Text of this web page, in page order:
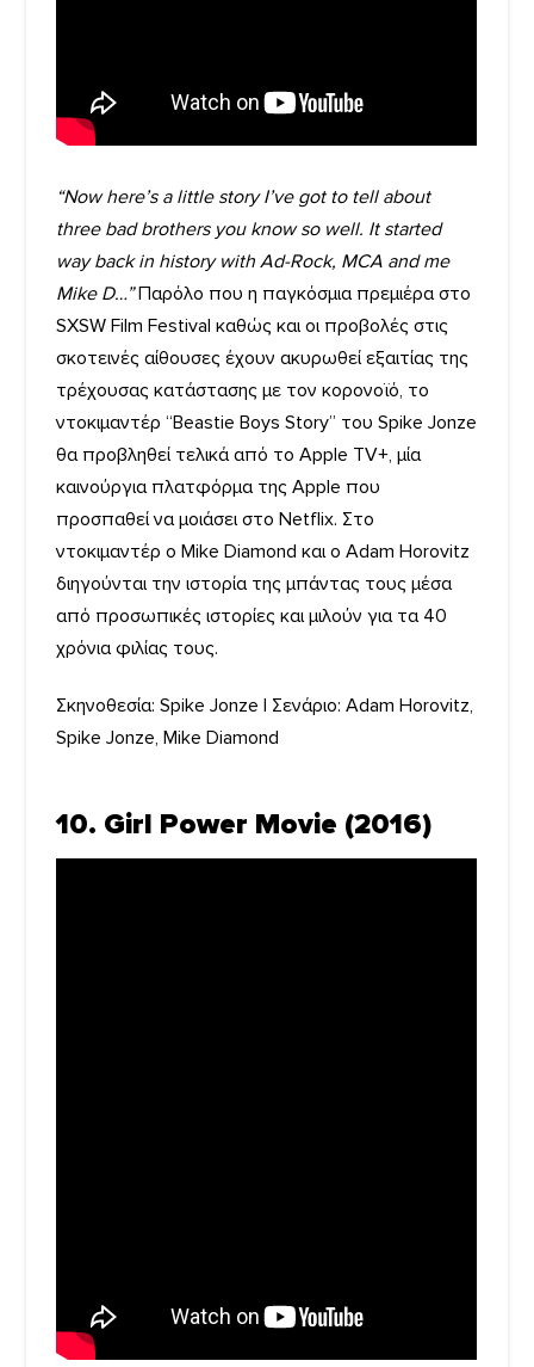
“Now here’s a little story I’ve got to tell about
three bad brothers you know so well. It started
way back in history with Ad-Rock, MCA and me
Mike D…”Παρόλο που η παγκόσμια πρεμιέρα στο
SXSW Film Festival καθώς και οι προβολές στις
σκοτεινές αίθουσες έχουν ακυρωθεί εξαιτίας της
τρέχουσας κατάστασης με τον κορονoϊό, το
ντοκιμαντέρ “Beastie Boys Story” του Spike Jonze
θα προβληθεί τελικά από το Apple TV+, μία
καινούργια πλατφόρμα της Apple που
προσπαθεί να μοιάσει στο Netflix. Στο
ντοκιμαντέρ ο Mike Diamond και ο Adam Horovitz
διηγούνται την ιστορία της μπάντας τους μέσα
από προσωπικές ιστορίες και μιλούν για τα 40
χρόνια φιλίας τους.
Σκηνοθεσία: Spike Jonze | Σενάριο: Adam Horovitz,
Spike Jonze, Mike Diamond
10. Girl Power Movie (2016)